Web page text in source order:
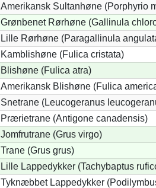
Amerikansk Sultanhøne (Porphyrio
Grønbenet Rørhøne (Gallinula
Lille Rørhøne (Paragallinula
Kamblishøne (Fulica cristata)
Blishøne (Fulica atra)
Amerikansk Blishøne (Fulica
Snetrane (Leucogeranus
Prærietrane (Antigone canadensis)
Jomfrutrane (Grus virgo)
Trane (Grus grus)
Lille Lappedykker (Tachybaptus
Tyknæbbet Lappedykker